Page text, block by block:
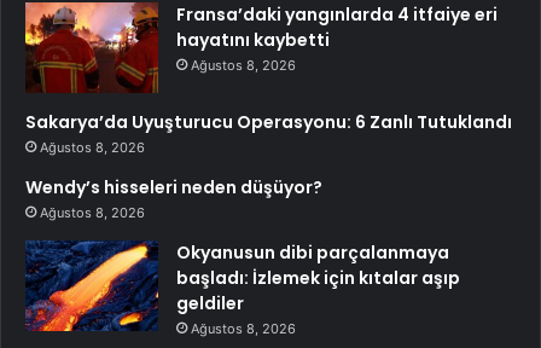
Fransa’daki yangınlarda 4 itfaiye eri
hayatını kaybetti
Ağustos 8, 2026
Sakarya’da Uyuşturucu Operasyonu: 6 Zanlı Tutuklandı
Ağustos 8, 2026
Wendy’s hisseleri neden düşüyor?
Ağustos 8, 2026
Okyanusun dibi parçalanmaya
başladı: İzlemek için kıtalar aşıp
geldiler
Ağustos 8, 2026